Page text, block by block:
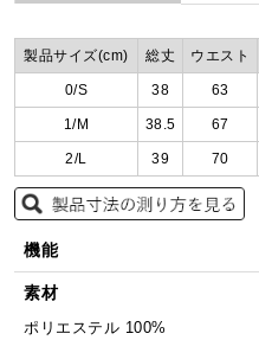
製品サイズ(cm) 総丈 ウエスト
0/S 38 63
1/M 38.5 67
2/L 39 70
機能
素材
ポリエステル 100%